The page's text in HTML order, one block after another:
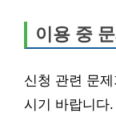
이용 중
신청 관련 문
시기 바랍니다